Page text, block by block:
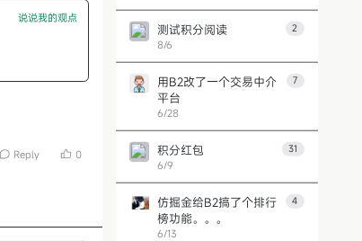
说说我的观点
Reply 0
测试积分阅读 2
8/6
用B2改了一个交易中介
平台
7
6/28
积分红包 31
6/9
仿掘金给B2搞了个排行
榜功能。。。
4
6/13